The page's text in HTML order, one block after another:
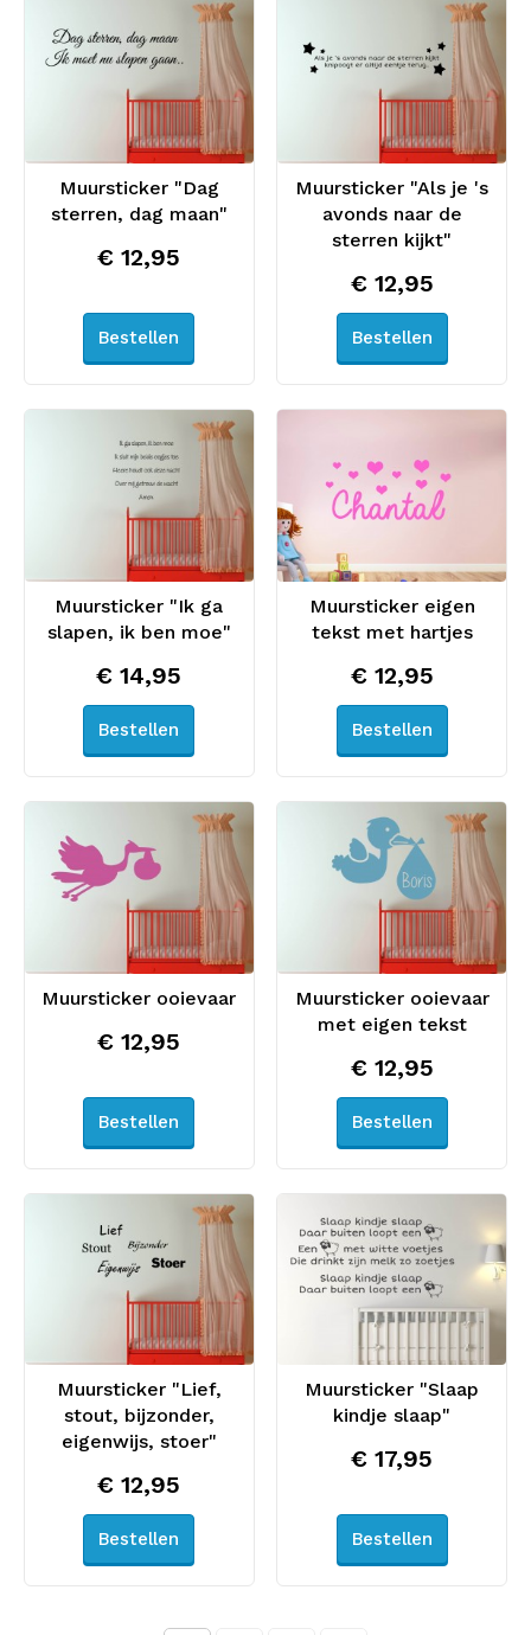
Muursticker "Dag
sterren, dag maan"
€ 12,95
Bestellen
Muursticker "Als je 's
avonds naar de
sterren kijkt"
€ 12,95
Bestellen
Muursticker "Ik ga
slapen, ik ben moe"
€ 14,95
Bestellen
Muursticker eigen
tekst met hartjes
€ 12,95
Bestellen
Muursticker ooievaar
€ 12,95
Bestellen
Muursticker ooievaar
met eigen tekst
€ 12,95
Bestellen
Muursticker "Lief,
stout, bijzonder,
eigenwijs, stoer"
€ 12,95
Bestellen
Muursticker "Slaap
kindje slaap"
€ 17,95
Bestellen